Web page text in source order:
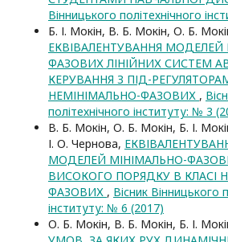
Вінницького політехнічного
Б. І. Мокін, В. Б. Мокін, О. Б.
ЕКВІВАЛЕНТУВАННЯ МОДЕЛЕЙ
ФАЗОВИХ ЛІНІЙНИХ СИСТЕМ
КЕРУВАННЯ З ПІД-
НЕМІНІМАЛЬНО-ФАЗОВИХ ,
політехнічного інституту: № 3
В. Б. Мокін, О. Б. Мокін, Б. І.
І. О. Чернова,
МОДЕЛЕЙ МІНІМАЛЬНО-
ВИСОКОГО ПОРЯДКУ В КЛАСІ
ФАЗОВИХ , Вісник Вінницького
інституту: № 6 (2017)
О. Б. Мокін, В. Б. Мокін, Б. І.